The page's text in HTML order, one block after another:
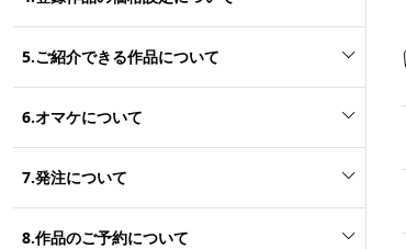
5.ご紹介できる作品について
6.オマケについて
7.発注について
8.作品のご予約について